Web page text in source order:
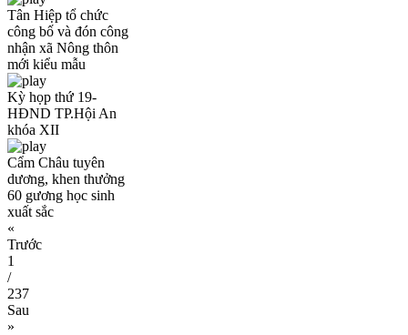
Tân Hiệp tổ chức
công bố và đón công
nhận xã Nông thôn
mới kiểu mẫu
Kỳ họp thứ 19-
HĐND TP.Hội An
khóa XII
Cẩm Châu tuyên
dương, khen thưởng
60 gương học sinh
xuất sắc
«
Trước
1
/
237
Sau
»